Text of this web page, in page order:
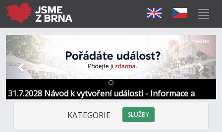
31.7.2028 Návod k vytvoření události - Informace a
kontakt
Předchozí Další
Sponzorováno
KATEGORIE SLUŽBY